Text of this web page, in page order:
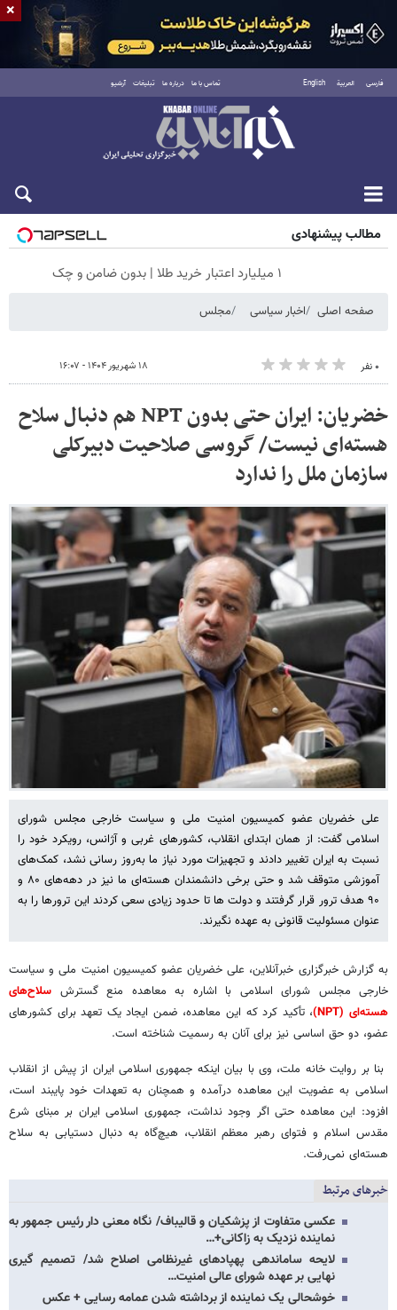
فارسی العربية English تماس با ما درباره ما تبلیغات آرشیو
جمعه ۱۶ مرداد ۱۴۰۵
مطالب پیشنهادی
۱ میلیارد اعتبار خرید طلا | بدون ضامن و چک
صفحه اصلی اخبار سیاسی مجلس
۰ نفر ۱۸ شهریور ۱۴۰۴ - ۱۶:۰۷
خضریان: ایران حتی بدون NPT هم دنبال سلاح
هسته‌ای نیست/ گروسی صلاحیت دبیرکلی
سازمان ملل را ندارد
علی خضریان عضو کمیسیون امنیت ملی و سیاست خارجی مجلس شورای
اسلامی گفت: از همان ابتدای انقلاب، کشورهای غربی و آژانس، رویکرد خود را
نسبت به ایران تغییر دادند و تجهیزات مورد نیاز ما به‌روز رسانی نشد، کمک‌های
آموزشی متوقف شد و حتی برخی دانشمندان هسته‌ای ما نیز در دهه‌های ۸۰ و
۹۰ هدف ترور قرار گرفتند و دولت ها تا حدود زیادی سعی کردند این ترورها را به
عنوان مسئولیت قانونی به عهده نگیرند.
به گزارش خبرگزاری خبرآنلاین، علی خضریان عضو کمیسیون امنیت ملی و سیاست
خارجی مجلس شورای اسلامی با اشاره به معاهده منع گسترش سلاح‌های
هسته‌ای (NPT)
، تأکید کرد که این معاهده، ضمن ایجاد یک تعهد برای کشورهای
عضو، دو حق اساسی نیز برای آنان به رسمیت شناخته است.
بنا بر روایت خانه ملت، وی با بیان اینکه جمهوری اسلامی ایران از پیش از انقلاب
اسلامی به عضویت این معاهده درآمده و همچنان به تعهدات خود پایبند است،
افزود: این معاهده حتی اگر وجود نداشت، جمهوری اسلامی ایران بر مبنای شرع
مقدس اسلام و فتوای رهبر معظم انقلاب، هیچ‌گاه به دنبال دستیابی به سلاح
هسته‌ای نمی‌رفت.
خبرهای مرتبط
عکسی متفاوت از پزشکیان و قالیباف/ نگاه معنی دار رئیس جمهور به
نماینده نزدیک به زاکانی+…
لایحه ساماندهی پهپادهای غیرنظامی اصلاح شد/ تصمیم گیری
نهایی بر عهده شورای عالی امنیت…
خوشحالی یک نماینده از برداشته شدن عمامه رسایی + عکس
×